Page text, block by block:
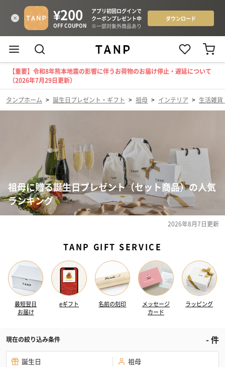
【重要】令和8年熊本地震の影響に伴うお荷物のお届け停止・遅延について
（2026年7月29日更新）
タンプホーム > 誕生日プレゼント・ギフト > 祖母 > インテリア > 生活雑
祖母に贈る誕生日プレゼント（セット商品）の人気
ランキング
2026年8月7日更新
TANP GIFT SERVICE
最短翌日
お届け
eギフト 名前の刻印
メッセージ
カード
ラッピング
現在の絞り込み条件 -件
誕生日 祖母